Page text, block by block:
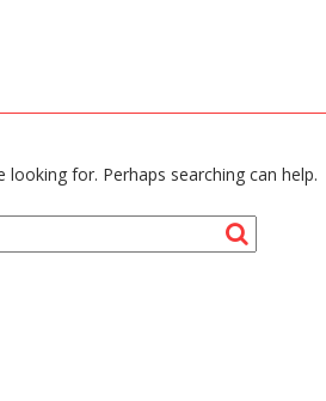
looking for. Perhaps searching can help.